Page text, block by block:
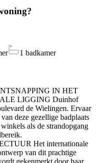
1 badkamer
IN HET
LIGGING Duinhof
de Wielingen. Ervaar
deze gezellige badplaats
als de strandopgang
Het internationale
van dit prachtige